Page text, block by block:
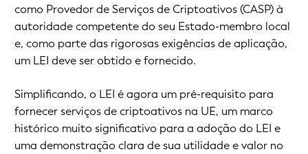
como Provedor de Serviços de Criptoativos (CASP) à
autoridade competente do seu Estado-membro local
e, como parte das rigorosas exigências de aplicação,
um LEI deve ser obtido e fornecido.
Simplificando, o LEI é agora um pré-requisito para
fornecer serviços de criptoativos na UE, um marco
histórico muito significativo para a adoção do LEI e
uma demonstração clara de sua utilidade e valor no